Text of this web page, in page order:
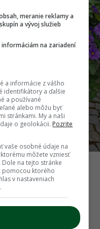
Týchto 8
na letnom
meranie reklamy a
a vývoj služieb
na zariadení
a informácie z vášho
identifikátory a ďalšie
a používané
alebo môžu byť
stránkami. My a naši
o geolokácii. Pozrite
vaše osobné údaje na
môžete vzniesť
na tejto stránke
pomocou ktorého
v nastaveniach